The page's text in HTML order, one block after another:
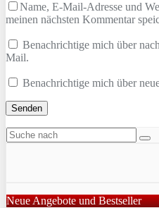
Name, E-Mail-Adresse und
meinen nächsten Kommentar
Benachrichtige mich über
Mail.
Benachrichtige mich über
Neue Angebote und Bestseller